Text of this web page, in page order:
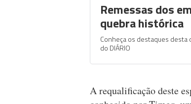
Remessas dos
quebra histórica
Conheça os destaques desta
do DIÁRIO
A requalificação deste